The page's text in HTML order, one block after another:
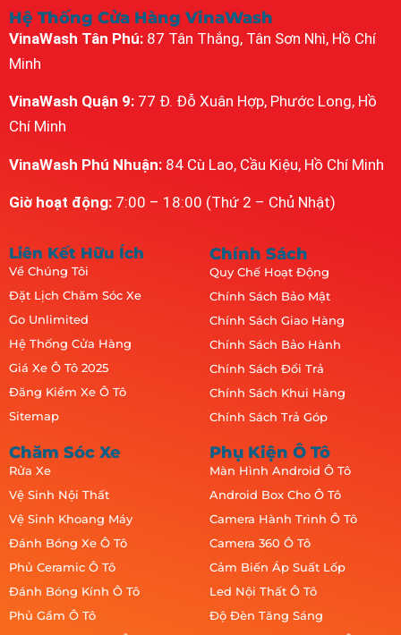
Hệ Thống Cửa Hàng VinaWash
VinaWash Tân Phú: 87 Tân Thắng, Tân Sơn Nhì, Hồ Chí
Minh
VinaWash Quận 9: 77 Đ. Đỗ Xuân Hợp, Phước Long, Hồ
Chí Minh
VinaWash Phú Nhuận: 84 Cù Lao, Cầu Kiệu, Hồ Chí Minh
Giờ hoạt động: 7:00 – 18:00 (Thứ 2 – Chủ Nhật)
Liên Kết Hữu Ích
Về Chúng Tôi
Đặt Lịch Chăm Sóc Xe
Go Unlimited
Hệ Thống Cửa Hàng
Giá Xe Ô Tô 2025
Đăng Kiểm Xe Ô Tô
Sitemap
Chính Sách
Quy Chế Hoạt Động
Chính Sách Bảo Mật
Chính Sách Giao Hàng
Chính Sách Bảo Hành
Chính Sách Đổi Trả
Chính Sách Khui Hàng
Chính Sách Trả Góp
Chăm Sóc Xe
Rửa Xe
Vệ Sinh Nội Thất
Vệ Sinh Khoang Máy
Đánh Bóng Xe Ô Tô
Phủ Ceramic Ô Tô
Đánh Bóng Kính Ô Tô
Phủ Gầm Ô Tô
Phụ Kiện Ô Tô
Màn Hình Android Ô Tô
Android Box Cho Ô Tô
Camera Hành Trình Ô Tô
Camera 360 Ô Tô
Cảm Biến Áp Suất Lốp
Led Nội Thất Ô Tô
Độ Đèn Tăng Sáng